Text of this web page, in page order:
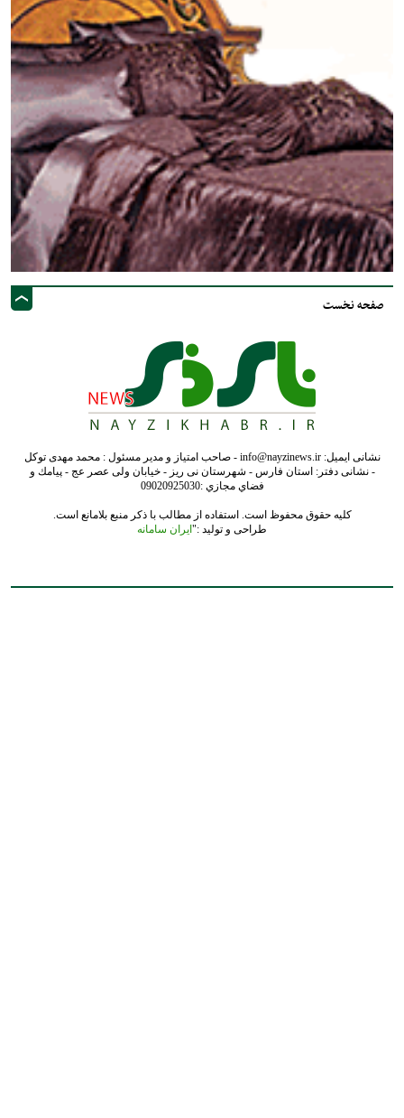
صفحه نخست
نشانی ایمیل: info@nayzinews.ir - صاحب امتیاز و مدیر مسئول : محمد مهدی توکل
- نشانی دفتر: استان فارس - شهرستان نی ریز - خیابان ولی عصر عج - پيامك و
فضاي مجازي :09020925030
کلیه حقوق محفوظ است. استفاده از مطالب با ذکر منبع بلامانع است.
طراحی و تولید :"ایران سامانه